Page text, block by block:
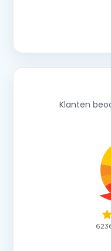
Klanten